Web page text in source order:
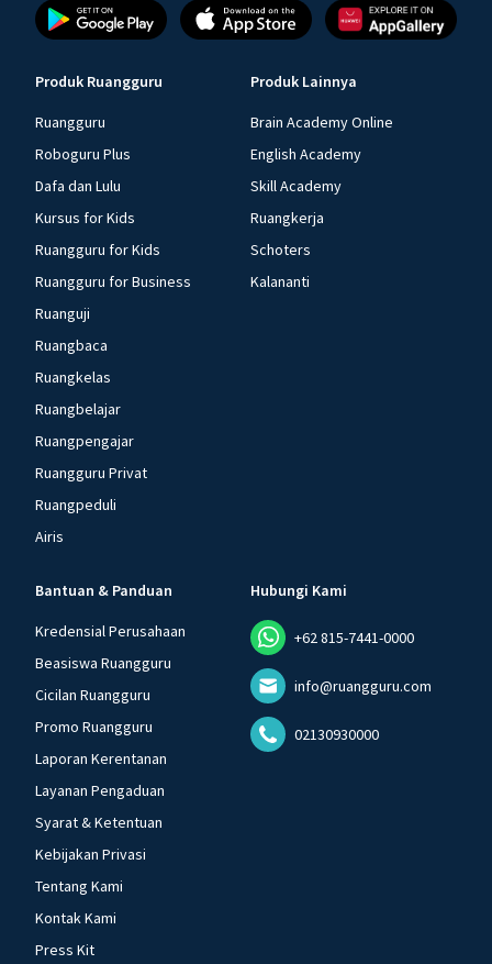
Produk Ruangguru
Ruangguru
Roboguru Plus
Dafa dan Lulu
Kursus for Kids
Ruangguru for Kids
Ruangguru for Business
Ruanguji
Ruangbaca
Ruangkelas
Ruangbelajar
Ruangpengajar
Ruangguru Privat
Ruangpeduli
Airis
Produk Lainnya
Brain Academy Online
English Academy
Skill Academy
Ruangkerja
Schoters
Kalananti
Bantuan & Panduan
Kredensial Perusahaan
Beasiswa Ruangguru
Cicilan Ruangguru
Promo Ruangguru
Laporan Kerentanan
Layanan Pengaduan
Syarat & Ketentuan
Kebijakan Privasi
Tentang Kami
Kontak Kami
Press Kit
Hubungi Kami
+62 815-7441-0000
info@ruangguru.com
02130930000